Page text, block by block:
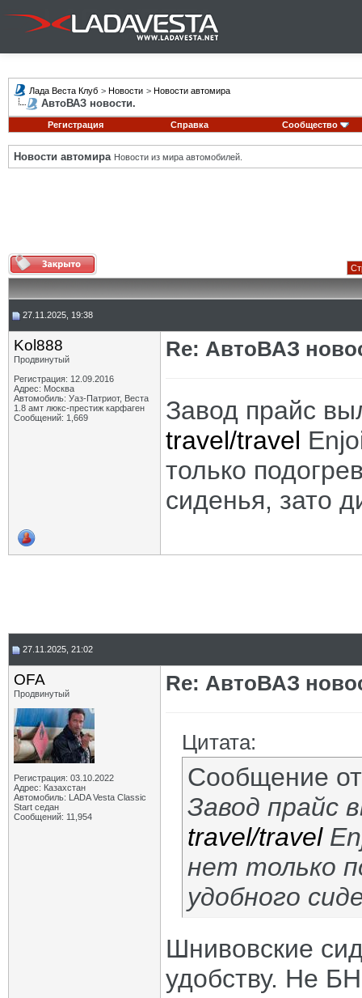
Лада Веста Клуб > Новости > Новости автомира
АвтоВАЗ новости.
Регистрация Справка Сообщество
Новости автомира Новости из мира автомобилей.
27.11.2025, 19:38
Kol888
Продвинутый
Регистрация: 12.09.2016
Адрес: Москва
Автомобиль: Уаз-Патриот, Веста
1.8 амт люкс-престиж карфаген
Сообщений: 1,669
Re: АвтоВАЗ
Завод прайс
travel/travel
только
сиденья, зато
27.11.2025, 21:02
OFA
Продвинутый
Регистрация: 03.10.2022
Адрес: Казахстан
Автомобиль: LADA Vesta Classic
Start седан
Сообщений: 11,954
Re: АвтоВАЗ
Цитата:
Сообщение
Завод прайс
travel/travel
нет только
удобного
Шнивовские
удобству. Не